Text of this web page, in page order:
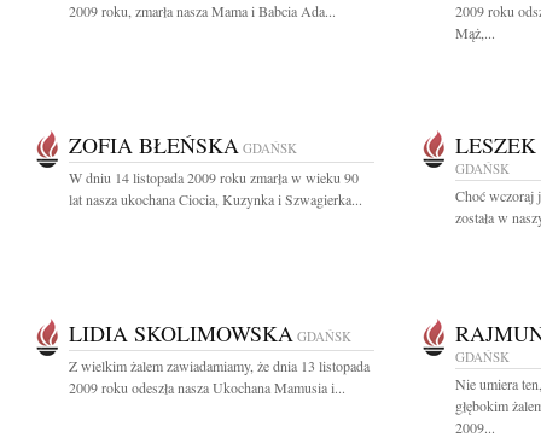
2009 roku, zmarła nasza Mama i Babcia Ada...
2009 roku
Mąż,...
ZOFIA BŁEŃSKA GDAŃSK
W dniu 14 listopada 2009 roku zmarła w wieku 90
lat nasza ukochana Ciocia, Kuzynka i Szwagierka...
GDAŃSK
Choć wczoraj
została w
LIDIA SKOLIMOWSKA GDAŃSK
Z wielkim żalem zawiadamiamy, że dnia 13 listopada
2009 roku odeszła nasza Ukochana Mamusia i...
GDAŃSK
Nie umiera
głębokim
2009...